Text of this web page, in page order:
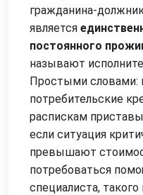
гражданина-
является
постоянного
называют
Простыми словами:
потребительские
распискам
если ситуация
превышают
потребоваться
специалиста, такого